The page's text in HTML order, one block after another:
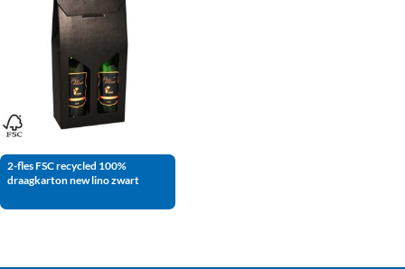
2-fles FSC recycled 100%
draagkarton new lino zwart